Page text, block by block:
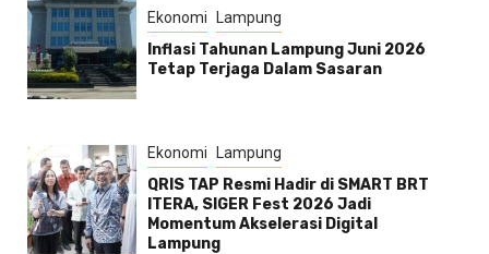
Ekonomi Lampung
Inflasi Tahunan Lampung Juni 2026
Tetap Terjaga Dalam Sasaran
Ekonomi Lampung
QRIS TAP Resmi Hadir di SMART BRT
ITERA, SIGER Fest 2026 Jadi
Momentum Akselerasi Digital
Lampung